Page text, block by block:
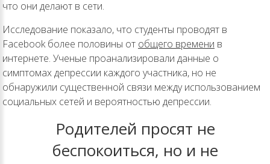
что они делают в сети.
Исследование показало, что студенты проводят в
Facebook более половины от общего времени в
интернете. Ученые проанализировали данные о
симптомах депрессии каждого участника, но не
обнаружили существенной связи между использованием
социальных сетей и вероятностью депрессии.
Родителей просят не
беспокоиться, но и не